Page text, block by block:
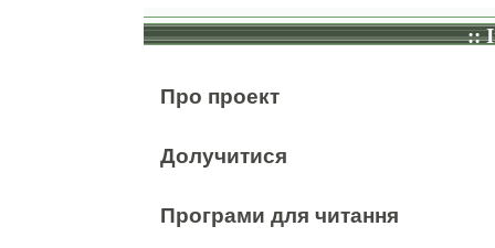
::
Про проект
Долучитися
Програми для читання